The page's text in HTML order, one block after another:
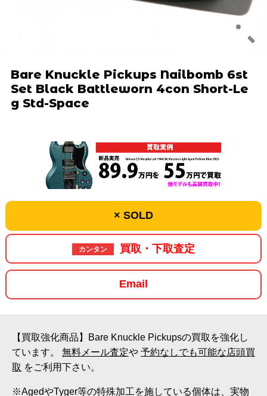
Bare Knuckle Pickups Nailbomb 6st
Set Black Battleworn 4con Short-Le
g Std-Space
× SOLD
カンタン 買取・下取査定
Email
【買取強化商品】Bare Knuckle Pickupsの買取を強化し
ています。 無料メール査定や 予約なしでも可能な店頭買
取 をご利用下さい。
※AgedやTyger等の特殊加工を施している個体は、実物